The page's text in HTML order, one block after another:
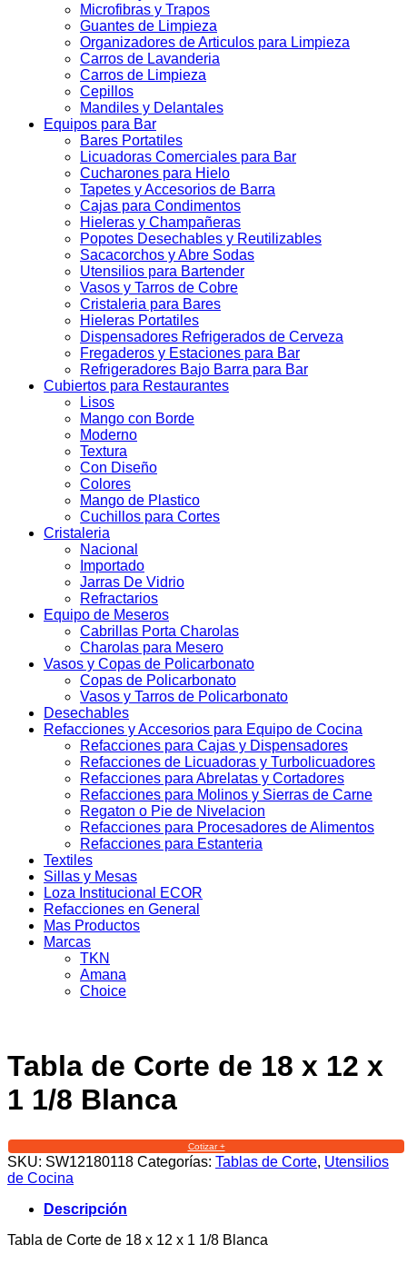
Microfibras y Trapos
Guantes de Limpieza
Organizadores de Articulos para Limpieza
Carros de Lavanderia
Carros de Limpieza
Cepillos
Mandiles y Delantales
Equipos para Bar
Bares Portatiles
Licuadoras Comerciales para Bar
Cucharones para Hielo
Tapetes y Accesorios de Barra
Cajas para Condimentos
Hieleras y Champañeras
Popotes Desechables y Reutilizables
Sacacorchos y Abre Sodas
Utensilios para Bartender
Vasos y Tarros de Cobre
Cristaleria para Bares
Hieleras Portatiles
Dispensadores Refrigerados de Cerveza
Fregaderos y Estaciones para Bar
Refrigeradores Bajo Barra para Bar
Cubiertos para Restaurantes
Lisos
Mango con Borde
Moderno
Textura
Con Diseño
Colores
Mango de Plastico
Cuchillos para Cortes
Cristaleria
Nacional
Importado
Jarras De Vidrio
Refractarios
Equipo de Meseros
Cabrillas Porta Charolas
Charolas para Mesero
Vasos y Copas de Policarbonato
Copas de Policarbonato
Vasos y Tarros de Policarbonato
Desechables
Refacciones y Accesorios para Equipo de Cocina
Refacciones para Cajas y Dispensadores
Refacciones de Licuadoras y Turbolicuadores
Refacciones para Abrelatas y Cortadores
Refacciones para Molinos y Sierras de Carne
Regaton o Pie de Nivelacion
Refacciones para Procesadores de Alimentos
Refacciones para Estanteria
Textiles
Sillas y Mesas
Loza Institucional ECOR
Refacciones en General
Mas Productos
Marcas
TKN
Amana
Choice
Tabla de Corte de 18 x 12 x
1 1/8 Blanca
Cotizar +
SKU: SW12180118 Categorías: Tablas de Corte, Utensilios
de Cocina
Descripción
Tabla de Corte de 18 x 12 x 1 1/8 Blanca